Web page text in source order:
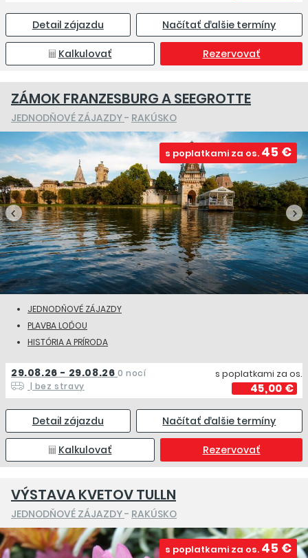
Detail zájazdu Načítať ďalšie termíny
Kalkulovať Rezervovať
ZÁMOK FRANZESBURG A SEEGROTTE
JEDNODŇOVÉ ZÁJAZDY- RAKÚSKO
s poplatkami za os. 45 €
JEDNODŇOVÉ ZÁJAZDY
PLAVBA LOĎOU
HISTÓRIA A PRÍRODA
29.08.26 - 29.08.26 0 nocí
| bez stravy
s poplatkami za os.
45,00 €
Detail zájazdu Načítať ďalšie termíny
Kalkulovať Rezervovať
VÝSTAVA KVETOV TULLN
JEDNODŇOVÉ ZÁJAZDY- RAKÚSKO
s poplatkami za os. 45 €